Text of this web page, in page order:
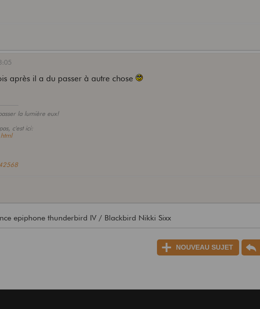
après il a du passer à autre chose
la lumière eux!
c'est ici:
epiphone thunderbird IV / Blackbird Nikki Sixx
NOUVEAU SUJET